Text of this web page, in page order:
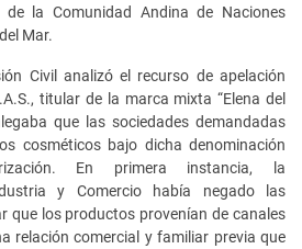
la Comunidad Andina de Naciones
Mar.
Civil analizó el recurso de apelación
titular de la marca mixta “Elena del
que las sociedades demandadas
cosméticos bajo dicha denominación
En primera instancia, la
y Comercio había negado las
que los productos provenían de canales
relación comercial y familiar previa que